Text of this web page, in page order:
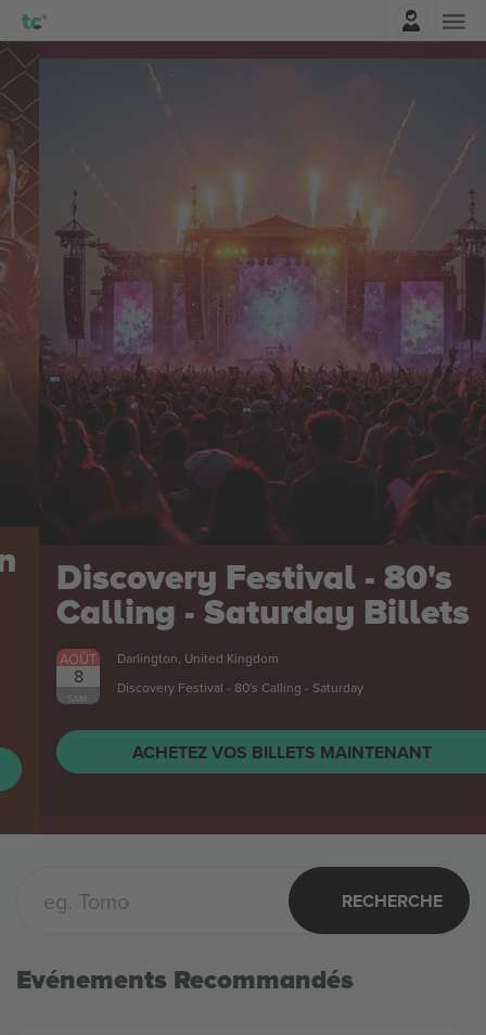
Discovery Festival - 80's
Calling - SaturdayBillets
AOÛT
Darlington, United Kingdom
Discovery Festival - 80's Calling - Saturday
ACHETEZ VOS BILLETS MAINTENANT
RECHERCHE
Evénements Recommandés